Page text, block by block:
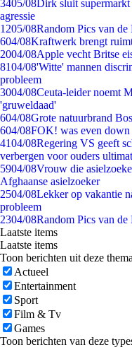
3405/08Dirk sluit
agressie
1205/08Random Pics van de
604/08Kraftwerk brengt
2004/08Apple vecht Britse
8104/08'Witte' mannen
probleem
3004/08Ceuta-leider noemt
'gruweldaad'
604/08Grote natuurbrand
604/08FOK! was even down
4104/08Regering VS geeft
verbergen voor ouders
5904/08Vrouw die
Afghaanse asielzoeker
2504/08Lekker op vakantie
probleem
2304/08Random Pics van de
Laatste items
Laatste items
Toon berichten uit deze
Actueel
Entertainment
Sport
Film & Tv
Games
Toon berichten van deze